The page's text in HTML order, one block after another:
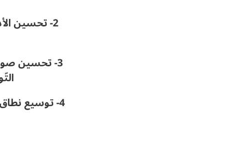
2- تحسين الأداء التنظيمي من خلال تطوير هيكليًة إدارية لأمانة السر
3- تحسين صورة الصندوق وسمعته من خلال تطبيق مبادئ وأسس الحوكمة الرشيدة وتعزيز الشفافية
4- توسيع